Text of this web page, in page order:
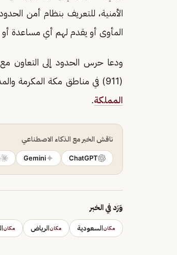
الأمنية، للتعريف بنظام أمن
المأوى أو يقدم لهم أي مساعدة
ودعا حرس الحدود إلى التعاون مع
(911) في مناطق مكة المكرمة والمدينة المنورة و
المملكة.
ناقش الخبر مع الذكاء الاصطناعي
ChatGPT
Gemini
وَرَد في الخبر
مكانالسعودية مكانالرياض مكان